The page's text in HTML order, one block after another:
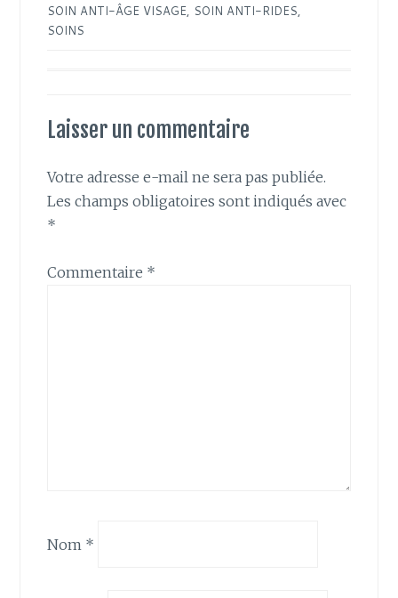
SOIN ANTI-ÂGE VISAGE, SOIN ANTI-RIDES,
SOINS
Laisser un commentaire
Votre adresse e-mail ne sera pas publiée.
Les champs obligatoires sont indiqués avec
*
Commentaire *
Nom *